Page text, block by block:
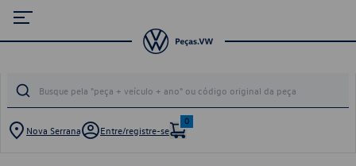
Nova Serrana Entre/registre-se
0